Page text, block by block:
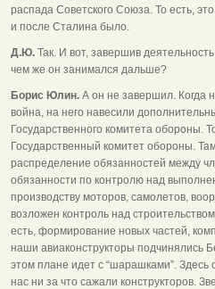
распада Советского Союза. То есть,
и после Сталина было.
Д.Ю. Так. И вот, завершив
чем же он занимался дальше?
Борис Юлин. А он не завершил. Когда
война, на него навесили
Государственного комитета обороны.
Государственный комитет обороны.
распределение обязанностей между
обязанности по контролю над
производству моторов, самолетов,
возложен контроль над
есть, формирование новых частей,
наши авиаконструкторы подчинялись
этом плане идет с “шарашками”. Здесь
нас ни за что сажали конструкторов.